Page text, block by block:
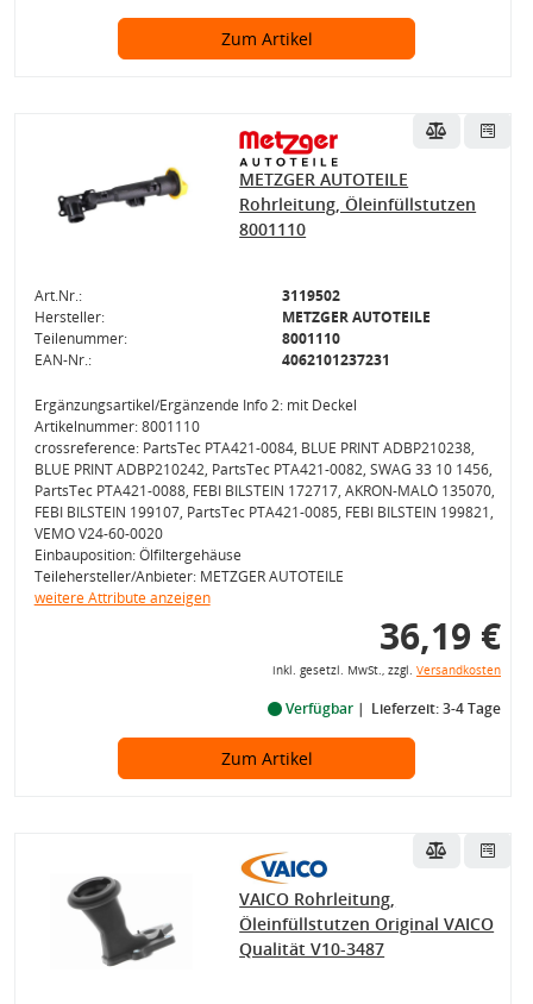
Zum Artikel
METZGER AUTOTEILE
Rohrleitung, Öleinfüllstutzen
8001110
Art.Nr.:
3119502
Hersteller:
METZGER AUTOTEILE
Teilenummer:
8001110
EAN-Nr.:
4062101237231
Ergänzungsartikel/Ergänzende Info 2: mit Deckel
Artikelnummer: 8001110
crossreference: PartsTec PTA421-0084, BLUE PRINT ADBP210238,
BLUE PRINT ADBP210242, PartsTec PTA421-0082, SWAG 33 10 1456,
PartsTec PTA421-0088, FEBI BILSTEIN 172717, AKRON-MALÒ 135070,
FEBI BILSTEIN 199107, PartsTec PTA421-0085, FEBI BILSTEIN 199821,
VEMO V24-60-0020
Einbauposition: Ölfiltergehäuse
Teilehersteller/Anbieter: METZGER AUTOTEILE
weitere Attribute anzeigen
36,19 €
inkl. gesetzl. MwSt., zzgl. Versandkosten
Verfügbar Lieferzeit: 3-4 Tage
Zum Artikel
VAICO Rohrleitung,
Öleinfüllstutzen Original VAICO
Qualität V10-3487